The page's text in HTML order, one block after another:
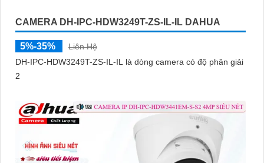
CAMERA DH-IPC-HDW3249T-ZS-IL-IL DAHUA
5%-35%
Liên Hệ
DH-IPC-HDW3249T-ZS-IL-IL là dòng camera có độ phân giải
2